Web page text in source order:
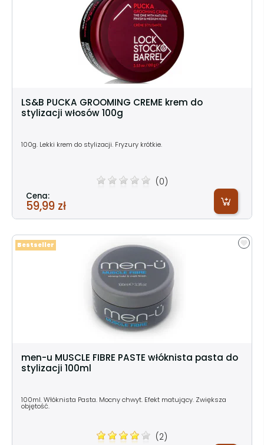
LS&B PUCKA GROOMING CREME krem do
stylizacji włosów 100g
100g. Lekki krem do stylizacji. Fryzury krótkie.
(0)
Cena:
59,99 zł
men-u MUSCLE FIBRE PASTE włóknista pasta do
stylizacji 100ml
100ml. Włóknista Pasta. Mocny chwyt. Efekt matujący. Zwiększa
objętość.
(2)
Bestseller